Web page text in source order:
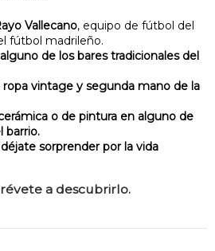
Vallecano, equipo de fútbol del
fútbol madrileño.
de los bares tradicionales del
vintage y segunda mano de la
o de pintura en alguno de
barrio.
sorprender por la vida
a descubrirlo.